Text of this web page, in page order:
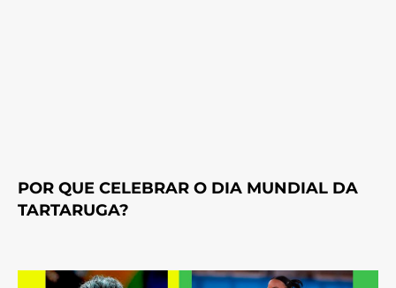
POR QUE CELEBRAR O DIA MUNDIAL DA
TARTARUGA?